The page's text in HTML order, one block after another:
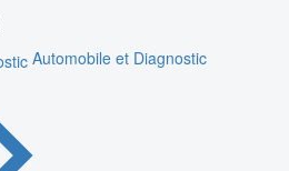
Automobile et Diagnostic